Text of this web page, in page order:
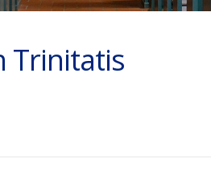
Trinitatis